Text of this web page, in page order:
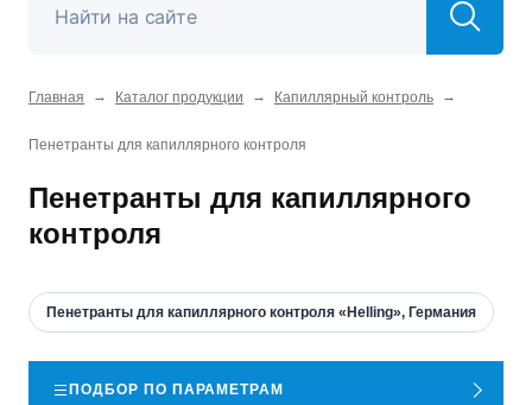
Главная → Каталог продукции → Капиллярный контроль →
Пенетранты для капиллярного контроля
Пенетранты для капиллярного
контроля
Пенетранты для капиллярного контроля «Helling», Германия
ПОДБОР ПО ПАРАМЕТРАМ